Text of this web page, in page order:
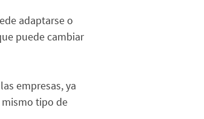
adaptarse o
puede cambiar
empresas, ya
tipo de